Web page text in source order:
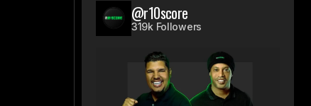
@r10score
319k Followers